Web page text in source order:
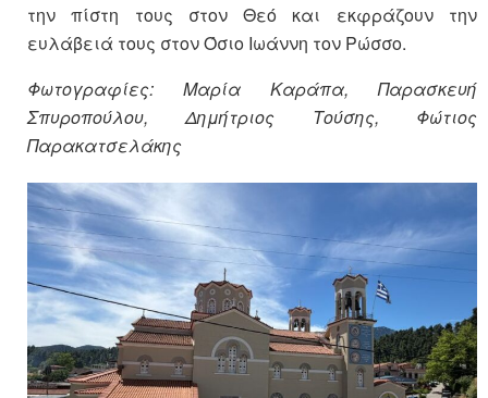
την πίστη τους στον Θεό και εκφράζουν την
ευλάβειά τους στον Όσιο Ιωάννη τον Ρώσσο.
Φωτογραφίες: Μαρία Καράπα, Παρασκευή
Σπυροπούλου, Δημήτριος Τούσης, Φώτιος
Παρακατσελάκης